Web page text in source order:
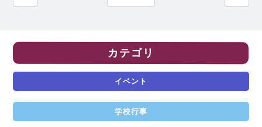
カテゴリ
イベント
学校行事